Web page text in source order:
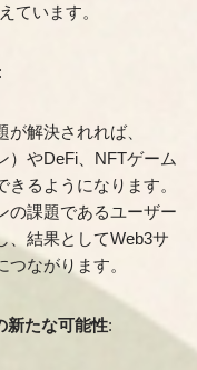
ています。
:
解決されれば、
）やDeFi、NFTゲーム
るようになります。
の課題であるユーザー
、結果としてWeb3サ
ながります。
新たな可能性: